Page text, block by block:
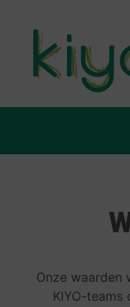
content
Onze waarden
KIYO-